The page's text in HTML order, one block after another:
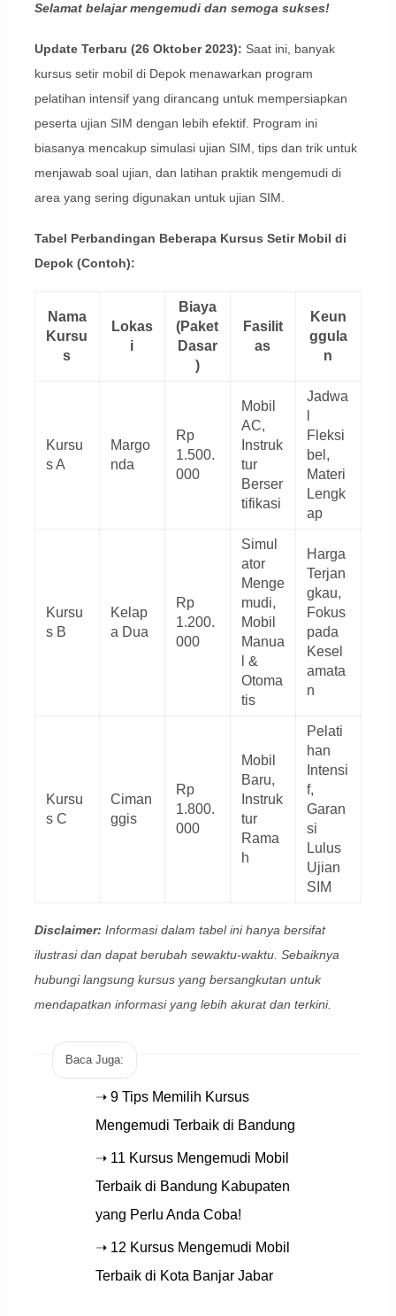
Selamat belajar mengemudi dan semoga sukses!
Update Terbaru (26 Oktober 2023): Saat ini, banyak
kursus setir mobil di Depok menawarkan program
pelatihan intensif yang dirancang untuk mempersiapkan
peserta ujian SIM dengan lebih efektif. Program ini
biasanya mencakup simulasi ujian SIM, tips dan trik untuk
menjawab soal ujian, dan latihan praktik mengemudi di
area yang sering digunakan untuk ujian SIM.
Tabel Perbandingan Beberapa Kursus Setir Mobil di
Depok (Contoh):
Nama
Kursu
s
Lokas
i
Biaya
(Paket
Dasar
)
Fasilit
as
Keun
ggula
n
Kursu
s A
Margo
nda
Rp
1.500.
000
Mobil
AC,
Instruk
tur
Berser
tifikasi
Jadwa
Fleksi
bel,
Materi
Lengk
ap
Kursu
s B
Kelap
a Dua
Rp
1.200.
000
Simul
ator
Menge
mudi,
Mobil
Manua
l &
Otoma
tis
Harga
Terjan
gkau,
Fokus
pada
Kesel
amata
n
Kursu
s C
Ciman
ggis
Rp
1.800.
000
Mobil
Baru,
Instruk
tur
Rama
h
Pelati
han
Intensi
f,
Garan
si
Lulus
Ujian
SIM
Disclaimer: Informasi dalam tabel ini hanya bersifat
ilustrasi dan dapat berubah sewaktu-waktu. Sebaiknya
hubungi langsung kursus yang bersangkutan untuk
mendapatkan informasi yang lebih akurat dan terkini.
Baca Juga:
➝ 9 Tips Memilih Kursus
Mengemudi Terbaik di Bandung
➝ 11 Kursus Mengemudi Mobil
Terbaik di Bandung Kabupaten
yang Perlu Anda Coba!
➝ 12 Kursus Mengemudi Mobil
Terbaik di Kota Banjar Jabar